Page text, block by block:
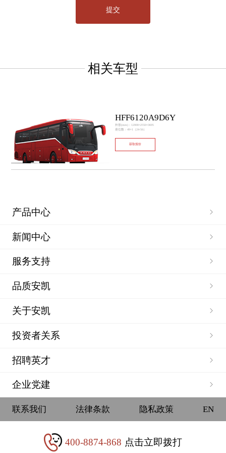
相关车型
HFF6120A9D6Y
外形(mm)：12000×2550×3695
座位数：49+1（24-56）
获取报价
产品中心
新闻中心
服务支持
品质安凯
关于安凯
投资者关系
招聘英才
企业党建
联系我们 法律条款 隐私政策 EN
400-8874-868 点击立即拨打